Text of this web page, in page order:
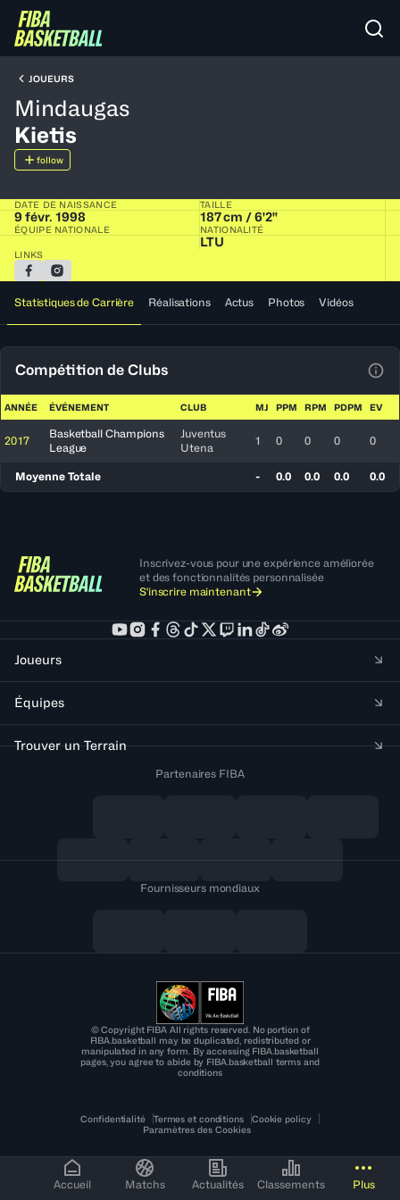
Accueil Matchs Actualités Classements Plus
JOUEURS
Mindaugas
Kietis
follow
DATE DE NAISSANCE
9 févr. 1998
TAILLE
187 cm / 6'2"
ÉQUIPE NATIONALE NATIONALITÉ
LTU
LINKS
Statistiques de Carrière Réalisations Actus Photos Vidéos
Compétition de Clubs
ANNÉE ÉVÉNEMENT CLUB MJ PPM RPM PDPM EV
2017
Basketball Champions
League
Juventus
Utena
1 0 0 0 0
Moyenne Totale - 0.0 0.0 0.0 0.0
Inscrivez-vous pour une expérience améliorée
et des fonctionnalités personnalisée
S'inscrire maintenant
Joueurs
Équipes
Trouver un Terrain
Partenaires FIBA
Fournisseurs mondiaux
© Copyright FIBA All rights reserved. No portion of
FIBA.basketball may be duplicated, redistributed or
manipulated in any form. By accessing FIBA.basketball
pages, you agree to abide by FIBA.basketball terms and
conditions
Confidentialité Termes et conditions
Cookie policy
Paramètres des Cookies